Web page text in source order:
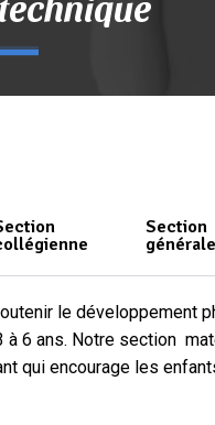
Section
générale
le développement
6 ans. Notre section
qui encourage les